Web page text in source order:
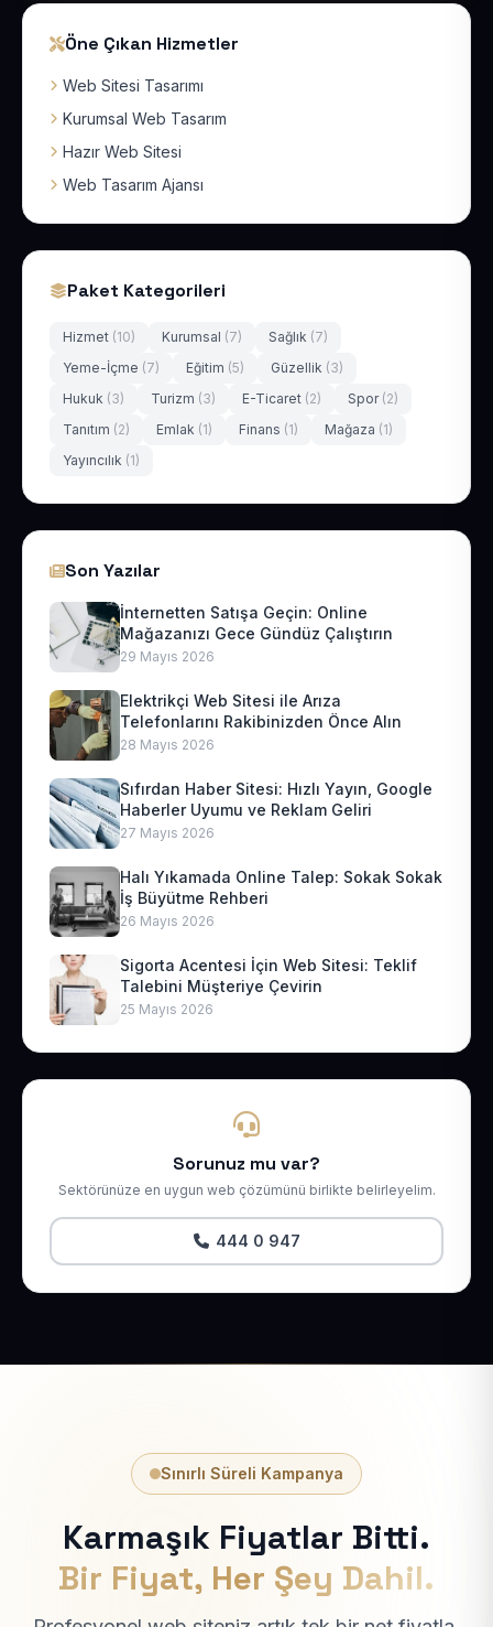
Öne Çıkan Hizmetler
Web Sitesi Tasarımı
Kurumsal Web Tasarım
Hazır Web Sitesi
Web Tasarım Ajansı
Paket Kategorileri
Hizmet (10) Kurumsal (7) Sağlık (7)
Yeme-İçme (7) Eğitim (5) Güzellik (3)
Hukuk (3) Turizm (3) E-Ticaret (2) Spor (2)
Tanıtım (2) Emlak (1) Finans (1) Mağaza (1)
Yayıncılık (1)
Son Yazılar
İnternetten Satışa Geçin: Online
Mağazanızı Gece Gündüz Çalıştırın
29 Mayıs 2026
Elektrikçi Web Sitesi ile Arıza
Telefonlarını Rakibinizden Önce Alın
28 Mayıs 2026
Sıfırdan Haber Sitesi: Hızlı Yayın, Google
Haberler Uyumu ve Reklam Geliri
27 Mayıs 2026
Halı Yıkamada Online Talep: Sokak Sokak
İş Büyütme Rehberi
26 Mayıs 2026
Sigorta Acentesi İçin Web Sitesi: Teklif
Talebini Müşteriye Çevirin
25 Mayıs 2026
Sorunuz mu var?
Sektörünüze en uygun web çözümünü birlikte belirleyelim.
444 0 947
Sınırlı Süreli Kampanya
Karmaşık Fiyatlar Bitti.
Bir Fiyat, Her Şey Dahil.